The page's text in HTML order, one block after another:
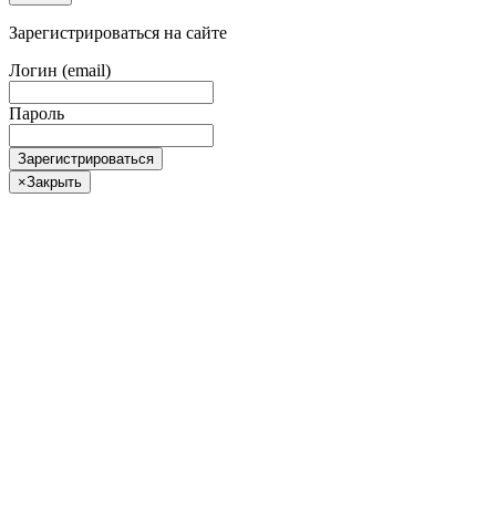
Зарегистрироваться на сайте
Логин (email)
Пароль
Зарегистрироваться
×Закрыть